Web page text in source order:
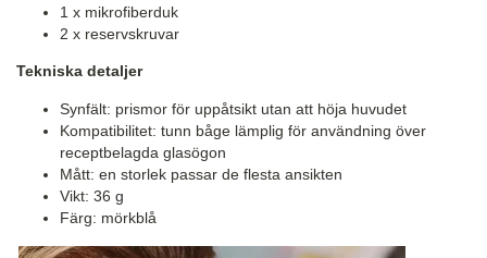
1 x mikrofiberduk
2 x reservskruvar
Tekniska detaljer
Synfält: prismor för uppåtsikt utan att höja huvudet
Kompatibilitet: tunn båge lämplig för användning över
receptbelagda glasögon
Mått: en storlek passar de flesta ansikten
Vikt: 36 g
Färg: mörkblå